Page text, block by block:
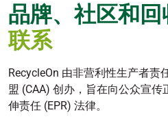
品牌、社区和回
联系
RecycleOn 由非营利性生产者
盟 (CAA) 创办，旨在向公众宣
伸责任 (EPR) 法律。